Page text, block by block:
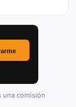
una comisión